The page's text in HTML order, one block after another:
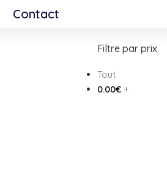
Contact
Filtre par prix
Tout
0.00€ +